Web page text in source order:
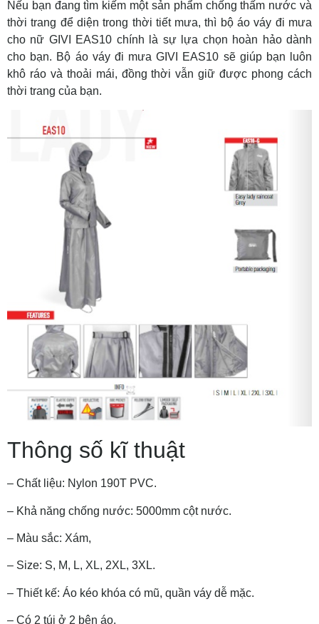
Nếu bạn đang tìm kiếm một sản phẩm chống thấm nước và
thời trang để diện trong thời tiết mưa, thì bộ áo váy đi mưa
cho nữ GIVI EAS10 chính là sự lựa chọn hoàn hảo dành
cho bạn. Bộ áo váy đi mưa GIVI EAS10 sẽ giúp bạn luôn
khô ráo và thoải mái, đồng thời vẫn giữ được phong cách
thời trang của bạn.
Thông số kĩ thuật
– Chất liệu: Nylon 190T PVC.
– Khả năng chống nước: 5000mm cột nước.
– Màu sắc: Xám,
– Size: S, M, L, XL, 2XL, 3XL.
– Thiết kế: Áo kéo khóa có mũ, quần váy dễ mặc.
– Có 2 túi ở 2 bên áo.